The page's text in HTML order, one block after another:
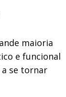
maioria
e funcional
se tornar